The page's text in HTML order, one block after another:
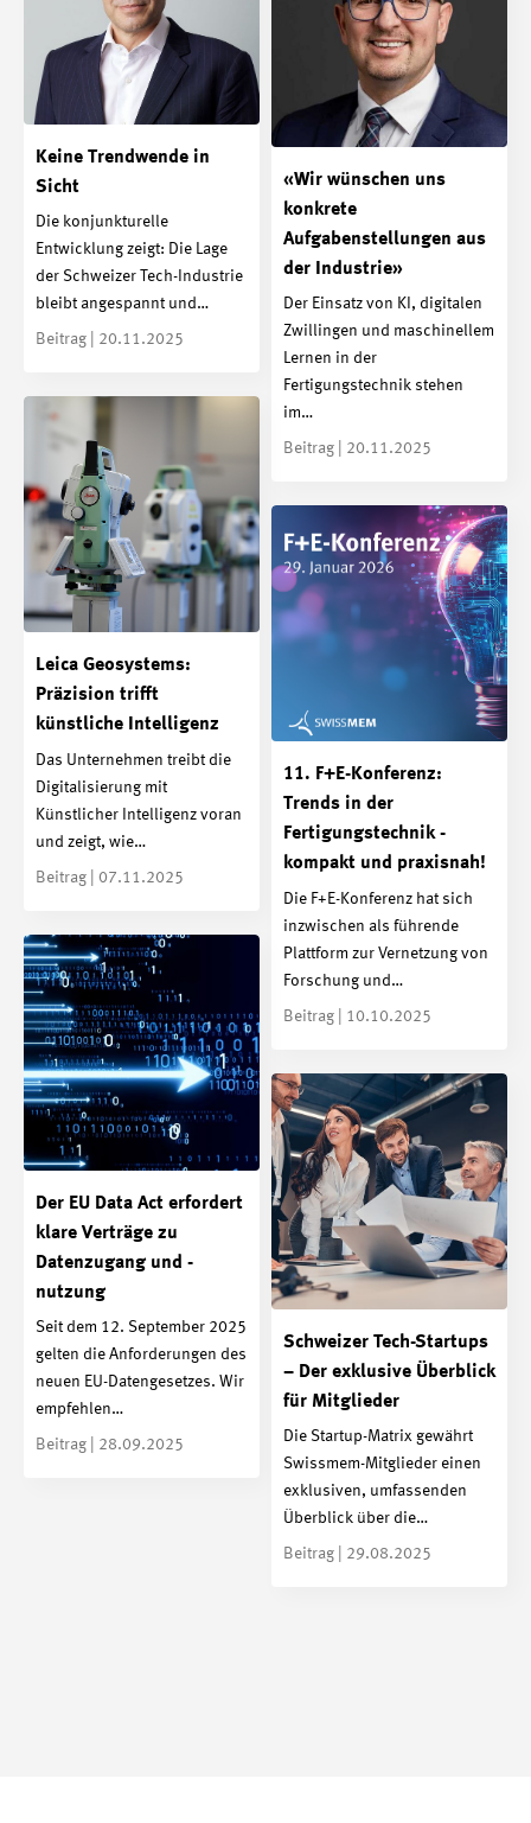
Keine Trendwende in
Sicht
Die konjunkturelle
Entwicklung zeigt: Die Lage
der Schweizer Tech-Industrie
bleibt angespannt und…
Beitrag | 20.11.2025
«Wir wünschen uns
konkrete
Aufgabenstellungen aus
der Industrie»
Der Einsatz von KI, digitalen
Zwillingen und maschinellem
Lernen in der
Fertigungstechnik stehen
im…
Beitrag | 20.11.2025
Leica Geosystems:
Präzision trifft
künstliche Intelligenz
Das Unternehmen treibt die
Digitalisierung mit
Künstlicher Intelligenz voran
und zeigt, wie…
Beitrag | 07.11.2025
11. F+E-Konferenz:
Trends in der
Fertigungstechnik -
kompakt und praxisnah!
Die F+E-Konferenz hat sich
inzwischen als führende
Plattform zur Vernetzung von
Forschung und…
Beitrag | 10.10.2025
Der EU Data Act erfordert
klare Verträge zu
Datenzugang und -
nutzung
Seit dem 12. September 2025
gelten die Anforderungen des
neuen EU-Datengesetzes. Wir
empfehlen…
Beitrag | 28.09.2025
Schweizer Tech-Startups
– Der exklusive Überblick
für Mitglieder
Die Startup-Matrix gewährt
Swissmem-Mitglieder einen
exklusiven, umfassenden
Überblick über die…
Beitrag | 29.08.2025